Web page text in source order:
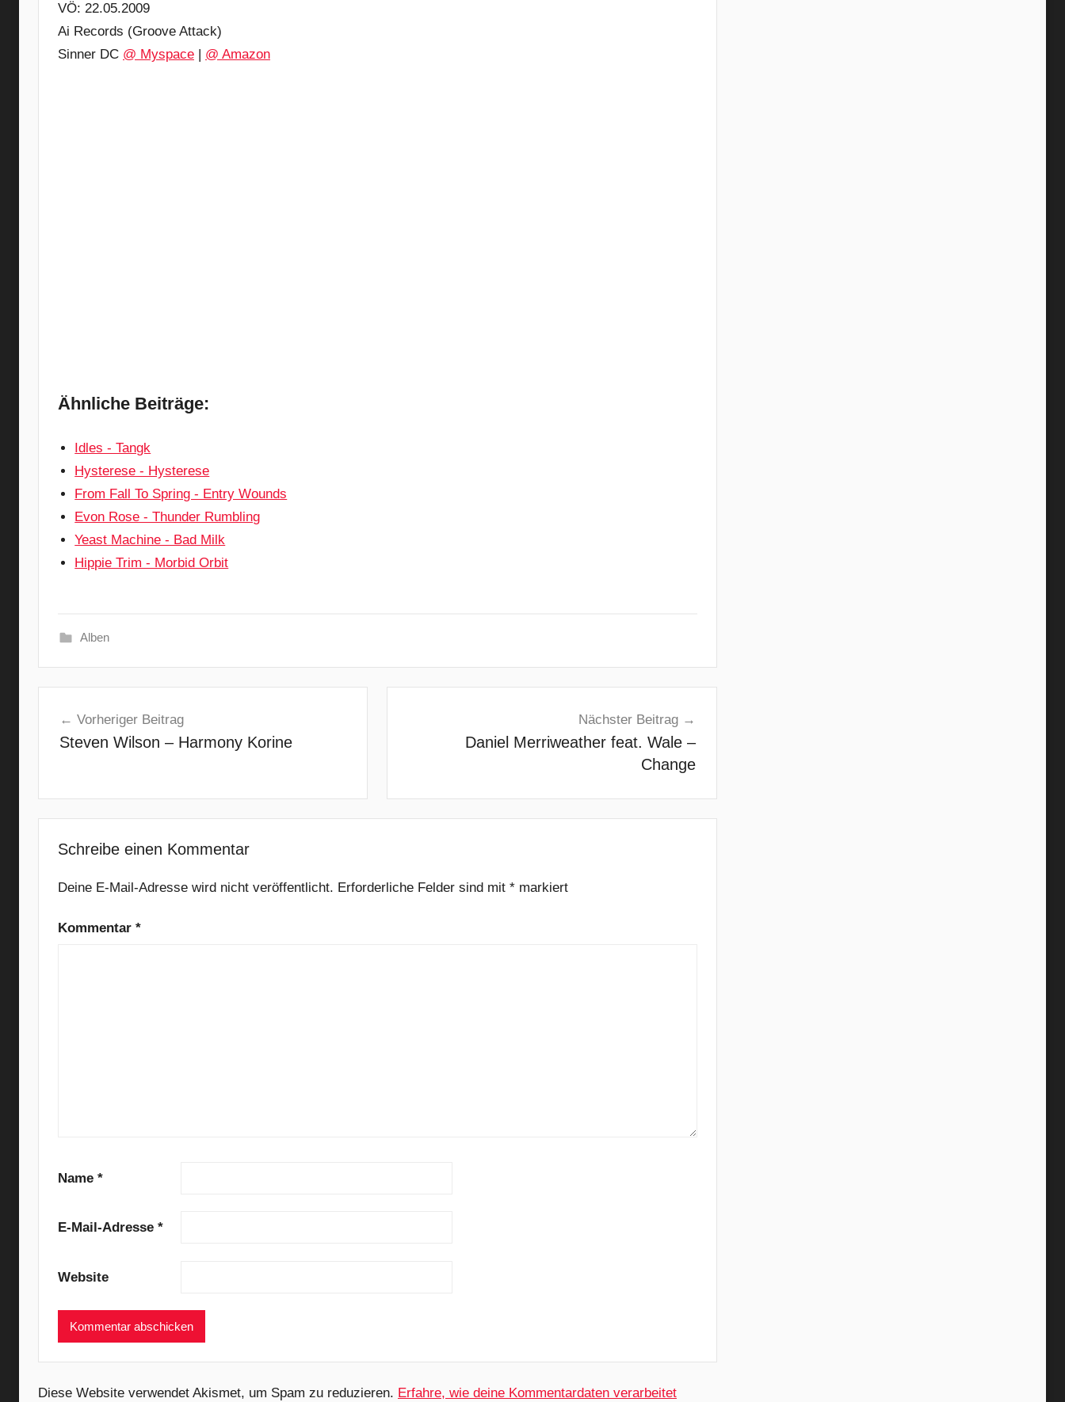
VÖ: 22.05.2009
Ai Records (Groove Attack)
Sinner DC @ Myspace | @ Amazon
Ähnliche Beiträge:
Idles - Tangk
Hysterese - Hysterese
From Fall To Spring - Entry Wounds
Evon Rose - Thunder Rumbling
Yeast Machine - Bad Milk
Hippie Trim - Morbid Orbit
Alben
0
D
s
,
A
t
r
a
C
a
Vorheriger Beitrag
Steven Wilson – Harmony Korine
Nächster Beitrag
Daniel Merriweather feat. Wale –
Change
Schreibe einen Kommentar
Deine E-Mail-Adresse wird nicht veröffentlicht. Erforderliche Felder sind mit * markiert
Kommentar *
Name *
E-Mail-Adresse *
Website
Diese Website verwendet Akismet, um Spam zu reduzieren. Erfahre, wie deine Kommentardaten verarbeitet